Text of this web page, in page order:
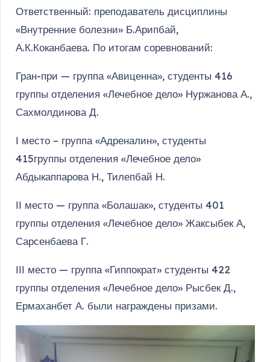
Ответственный: преподаватель дисциплины
«Внутренние болезни» Б.Арипбай,
А.К.Коканбаева. По итогам соревнований:
Гран-при — группа «Авиценна», студенты 416
группы отделения «Лечебное дело» Нуржанова А.,
Сахмолдинова Д.
І место – группа «Адреналин», студенты
415группы отделения «Лечебное дело»
Абдыкаппарова Н., Тилепбай Н.
ІІ место — группа «Болашак», студенты 401
группы отделения «Лечебное дело» Жаксыбек А,
Сарсенбаева Г.
ІІІ место — группа «Гиппократ» студенты 422
группы отделения «Лечебное дело» Рысбек Д.,
Ермаханбет А. были награждены призами.